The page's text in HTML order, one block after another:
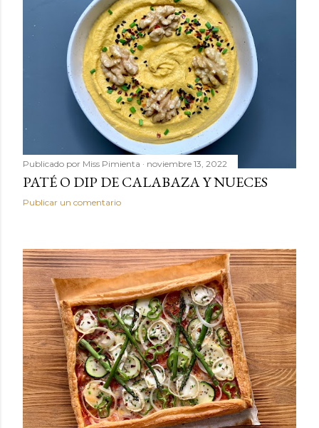
Publicado por Miss Pimienta noviembre 13, 2022
PATÉ O DIP DE CALABAZA Y NUECES
Publicar un comentario